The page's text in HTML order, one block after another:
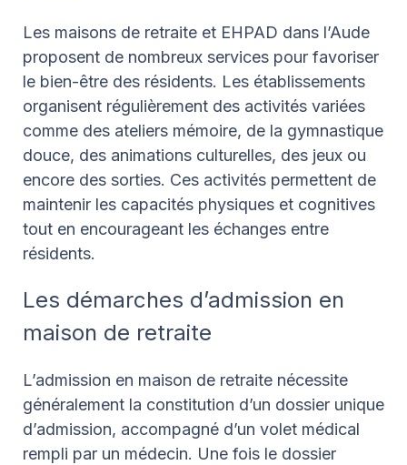
Les maisons de retraite et EHPAD dans l’Aude
proposent de nombreux services pour favoriser
le bien-être des résidents. Les établissements
organisent régulièrement des activités variées
comme des ateliers mémoire, de la gymnastique
douce, des animations culturelles, des jeux ou
encore des sorties. Ces activités permettent de
maintenir les capacités physiques et cognitives
tout en encourageant les échanges entre
résidents.
Les démarches d’admission en
maison de retraite
L’admission en maison de retraite nécessite
généralement la constitution d’un dossier unique
d’admission, accompagné d’un volet médical
rempli par un médecin. Une fois le dossier